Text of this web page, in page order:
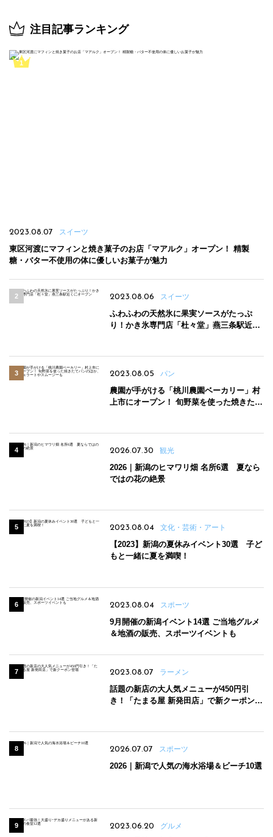
注目記事ランキング
2023.08.07 スイーツ
東区河渡にマフィンと焼き菓子のお店「マアルク」オープン！ 精製
糖・バター不使用の体に優しいお菓子が魅力
2023.08.06 スイーツ
ふわふわの天然氷に果実ソースがたっぷ
り！かき氷専門店「杜々堂」燕三条駅近く
2023.08.05 パン
農園が手がける「桃川農園ベーカリー」村
上市にオープン！ 旬野菜を使った焼きたて
2026.07.30 観光
2026｜新潟のヒマワリ畑 名所6選 夏なら
ではの花の絶景
2023.08.04 文化・芸術・アート
【2023】新潟の夏休みイベント30選 子ど
もと一緒に夏を満喫！
2023.08.04 スポーツ
9月開催の新潟イベント14選 ご当地グルメ
＆地酒の販売、スポーツイベントも
2023.08.07 ラーメン
話題の新店の大人気メニューが450円引
き！「たまる屋 新発田店」で新クーポン登
2026.07.07 スポーツ
2026｜新潟で人気の海水浴場＆ビーチ10選
2023.06.20 グルメ